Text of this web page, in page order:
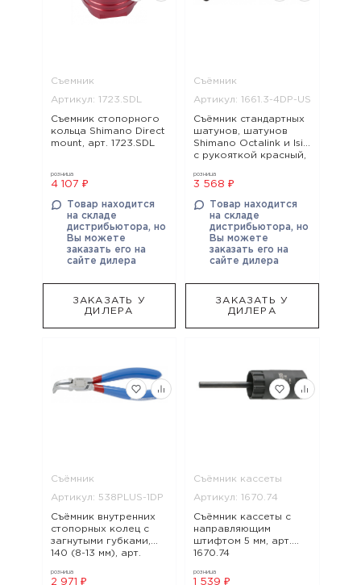
Съемник
Артикул: 1723.SDL
Съемник стопорного
кольца Shimano Direct
mount, арт. 1723.SDL
розница
4 107 ₽
Товар находится
на складе
дистрибьютора, но
Вы можете
заказать его на
сайте дилера
ЗАКАЗАТЬ У
ДИЛЕРА
Съёмник
Артикул: 1661.3-4DP-US
Съёмник стандартных
шатунов, шатунов
Shimano Octalink и Isis
с рукояткой красный,
розница
3 568 ₽
Товар находится
на складе
дистрибьютора, но
Вы можете
заказать его на
сайте дилера
ЗАКАЗАТЬ У
ДИЛЕРА
Съёмник
Артикул: 538PLUS-1DP
Съёмник внутренних
стопорных колец с
загнутыми губками,
140 (8-13 мм), арт.
розница
2 971 ₽
Съёмник кассеты
Артикул: 1670.74
Съёмник кассеты с
направляющим
штифтом 5 мм, арт.
1670.74
розница
1 539 ₽